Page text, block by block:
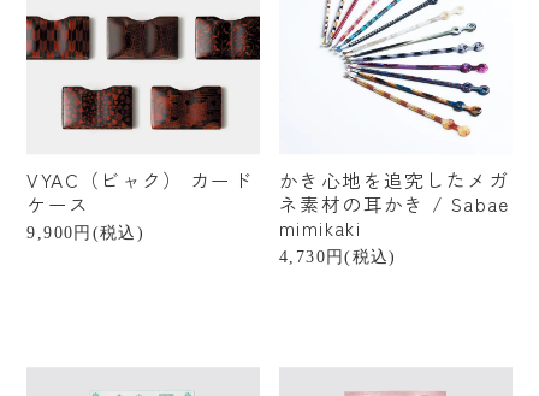
VYAC（ビャク） カード
ケース
9,900円(税込)
かき心地を追究したメガ
ネ素材の耳かき / Sabae
mimikaki
4,730円(税込)